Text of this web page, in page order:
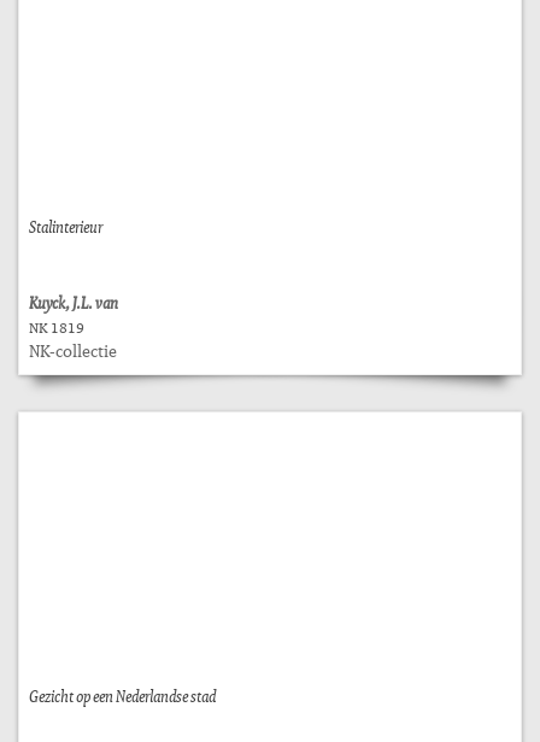
Stalinterieur
Kuyck, J.L. van
NK 1819
NK-collectie
Gezicht op een Nederlandse stad